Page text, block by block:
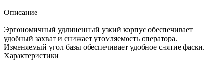
Описание
Эргономичный удлиненный узкий корпус обеспечивает
удобный захват и снижает утомляемость оператора.
Изменяемый угол базы обеспечивает удобное снятие фаски.
Характеристики